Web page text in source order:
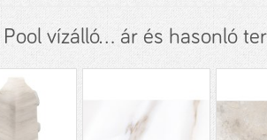
vízálló... ár és hasonló